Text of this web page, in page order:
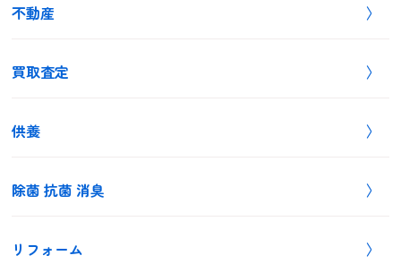
不動産
買取査定
供養
除菌 抗菌 消臭
リフォーム